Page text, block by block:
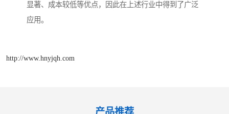
显著、成本较低等优点，因此在上述行业中得到了广泛
应用。
http://www.hnyjqh.com
产品推荐